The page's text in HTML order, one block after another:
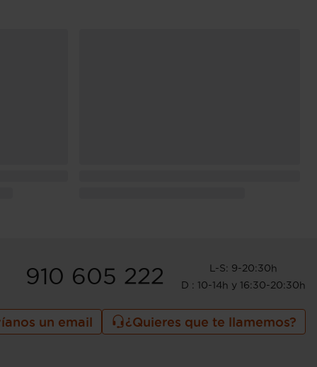
910 605 222
L-S: 9-20:30h
D : 10-14h y 16:30-20:30h
un email ¿Quieres que te llamemos?